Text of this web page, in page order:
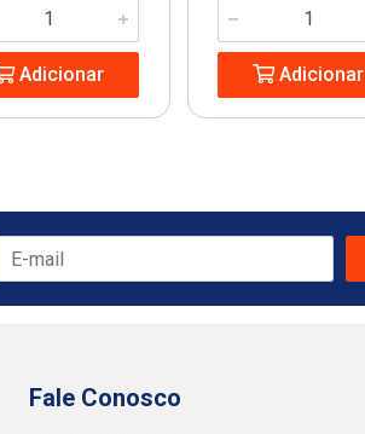
Adicionar Adicionar
Fale Conosco